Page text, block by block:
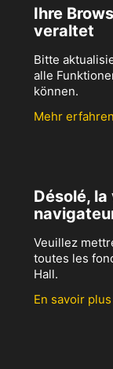
Ihre
veraltet
Bitte
alle
können.
Mehr erfahren
Désolé,
Veuillez
toutes les
Hall.
En savoir plus